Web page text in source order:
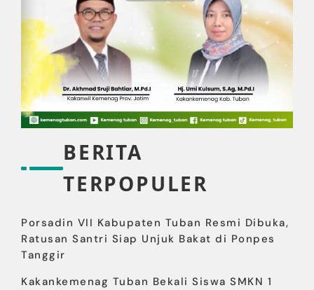
BERITA
TERPOPULER
Porsadin VII Kabupaten Tuban Resmi Dibuka,
Ratusan Santri Siap Unjuk Bakat di Ponpes
Tanggir
Kakankemenag Tuban Bekali Siswa SMKN 1